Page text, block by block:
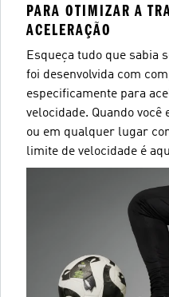
PARA OTIMIZAR A
ACELERAÇÃO
Esqueça tudo que sabia
foi desenvolvida com
especificamente para
velocidade. Quando
ou em qualquer lugar
limite de velocidade é